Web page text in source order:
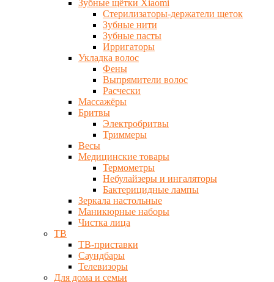
Зубные щётки Xiaomi
Стерилизаторы-держатели щеток
Зубные нити
Зубные пасты
Ирригаторы
Укладка волос
Фены
Выпрямители волос
Расчески
Массажёры
Бритвы
Электробритвы
Триммеры
Весы
Медицинские товары
Термометры
Небулайзеры и ингаляторы
Бактерицидные лампы
Зеркала настольные
Маникюрные наборы
Чистка лица
ТВ
ТВ-приставки
Саундбары
Телевизоры
Для дома и семьи